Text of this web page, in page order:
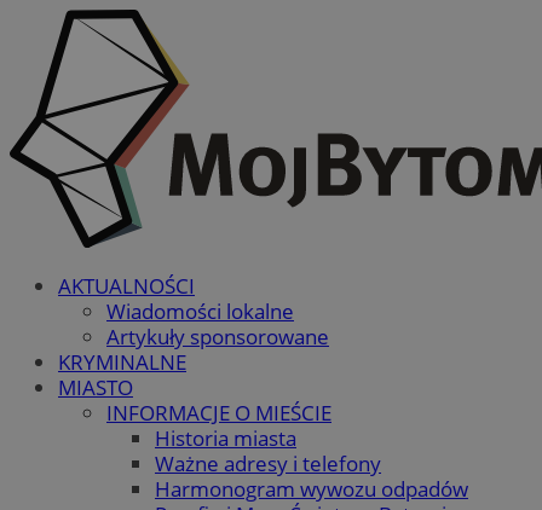
AKTUALNOŚCI
Wiadomości lokalne
Artykuły sponsorowane
KRYMINALNE
MIASTO
INFORMACJE O MIEŚCIE
Historia miasta
Ważne adresy i telefony
Harmonogram wywozu odpadów